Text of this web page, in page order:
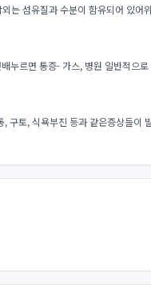
는 섬유질과 수분이 함유되어 있어
누르면 통증- 가스, 병원 일반적으
구토, 식욕부진 등과 같은증상들이